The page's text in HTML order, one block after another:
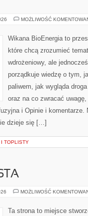
MOŻLIWOŚĆ
Wikana BioEnergia to
które chcą zrozumieć
wdrożeniowy, ale
porządkuje wiedzę o tym,
paliwem, jak wygląda
oraz na co zwracać
i Opinie i komentarze.
dzieje się […]
I TOPLISTY
MOŻLIWOŚĆ
Ta strona to miejsce